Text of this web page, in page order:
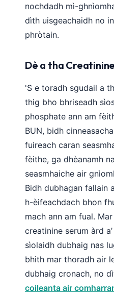
nochdadh mì-
dìth uisgeachaidh no
phròtain.
Dè a tha
'S e toradh sgudail a
thig bho bhriseadh
phosphate ann am
BUN, bidh
fuireach caran
fèithe, ga dhèanamh
seasmhaiche air
Bidh dubhagan fallain
h-èifeachdach bhon
mach ann am fual.
creatinine serum àrd
sìolaidh dubhaig nas
bhith mar thoradh air
dubhaig cronach, no
coileanta air